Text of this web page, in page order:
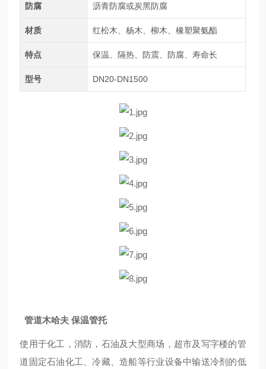
防腐 沥青防腐或炭黑防腐
材质 红松木、杨木、柳木、橡塑聚氨酯
特点 保温、隔热、防震、防腐、寿命长
型号 DN20-DN1500
管道木哈夫 保温管托
使用于化工，消防，石油及大型商场，超市及写字楼的管
道固定石油化工、冷藏、造船等行业设备中输送冷剂的低